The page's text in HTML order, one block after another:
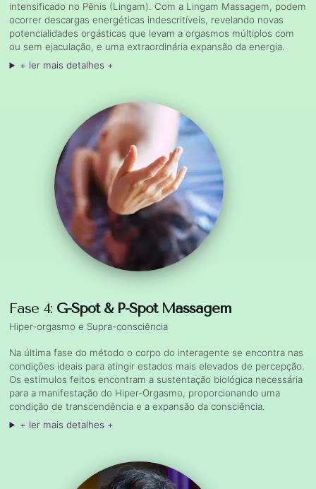
intensificado no Pênis (Lingam). Com a Lingam Massagem, podem
ocorrer descargas energéticas indescritíveis, revelando novas
potencialidades orgásticas que levam a orgasmos múltiplos com
ou sem ejaculação, e uma extraordinária expansão da energia.
+ ler mais detalhes +
Fase 4: G-Spot & P-Spot Massagem
Hiper-orgasmo e Supra-consciência
Na última fase do método o corpo do interagente se encontra nas
condições ideais para atingir estados mais elevados de percepção.
Os estímulos feitos encontram a sustentação biológica necessária
para a manifestação do Hiper-Orgasmo, proporcionando uma
condição de transcendência e a expansão da consciência.
+ ler mais detalhes +